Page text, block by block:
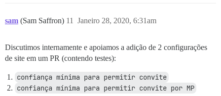
sam (Sam Saffron) Janeiro 28, 2020, 6:31am
11
Discutimos internamente e apoiamos a adição de 2 configurações
de site em um PR (contendo testes):
confiança mínima para permitir convite
confiança mínima para permitir convite por MP